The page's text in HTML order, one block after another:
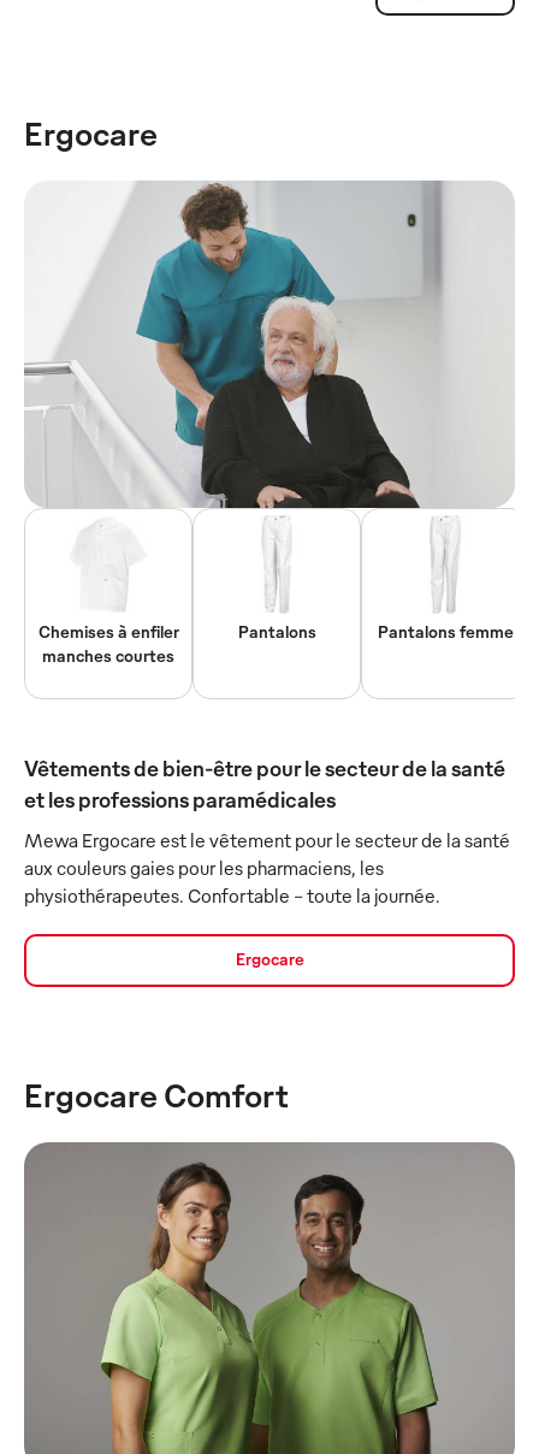
Ergocare
Chemises à enfiler
manches courtes
Pantalons Pantalons femme
Vêtements de bien-être pour le secteur de la santé
et les professions paramédicales
Mewa Ergocare est le vêtement pour le secteur de la santé
aux couleurs gaies pour les pharmaciens, les
physiothérapeutes. Confortable - toute la journée.
Ergocare
Ergocare Comfort